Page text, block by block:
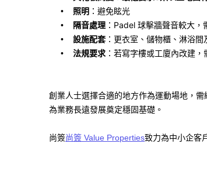
• 照明 ：避免眩光
• 隔音處理 ： Padel 球擊牆聲音較大，
• 設施配套 ：更衣室、儲物櫃、淋浴間
• 法規要求 ：若寫字樓或工廈內改建
創業人士選擇合適的地方作為運動場地，
為業務長遠發展奠定穩固基礎。
尚簽尚簽 Value Properties致力為中小企客